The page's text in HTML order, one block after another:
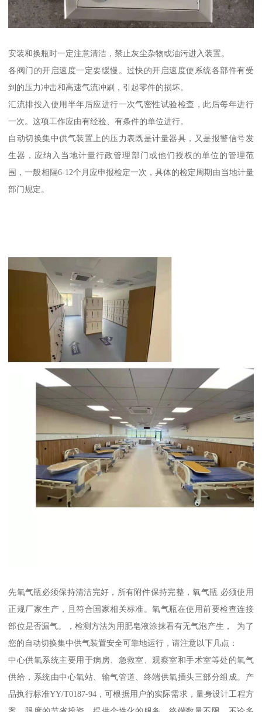
安装和换瓶时一定注意清洁，禁止灰尘杂物或油污进入装置。
各阀门的开启速度一定要缓慢。过快的开启速度使系统各部件有受
到的压力冲击和高速气流冲刷，引起零件的损坏。
汇流排投入使用半年后应进行一次气密性试验检查，此后每年进行
一次。这项工作应由有经验、有条件的单位进行。
自动切换集中供气装置上的压力表既是计量器具，又是报警信号发
生器，应纳入当地计量行政管理部门或他们授权的单位的管理范
围，一般相隔6-12个月应申报检定一次，具体的检定周期由当地计量
部门规定。
先氧气瓶必须保持清洁完好，所有附件保持完整，氧气瓶 必须使用
正规厂家生产，且符合国家相关标准。氧气瓶在使用前要检查连接
部位是否漏气。，检测方法为用肥皂液涂抹看有无气泡产生， 为了
您的自动切换集中供气装置安全可靠地运行，请注意以下几点：
中心供氧系统主要用于病房、急救室、观察室和手术室等处的氧气
供给，系统由中心氧站、输气管道、终端供氧插头三部分组成。产
品执行标准YY/T0187-94，可根据用户的实际需求，量身设计工程方